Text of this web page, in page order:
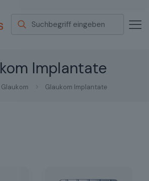
Implantate
Glaukom Glaukom Implantate